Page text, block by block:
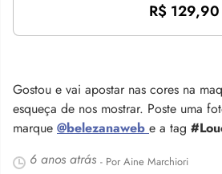
R$ 129,90
Gostou e vai apostar nas cores na
esqueça de nos mostrar. Poste uma
marque @belezanaweb e a tag
6 anos atrás - Por Aine Marchiori